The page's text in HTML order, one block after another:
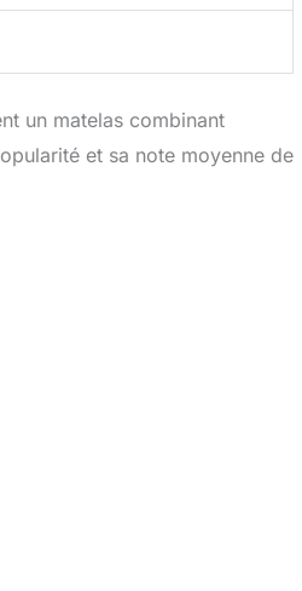
un matelas combinant
et sa note moyenne de